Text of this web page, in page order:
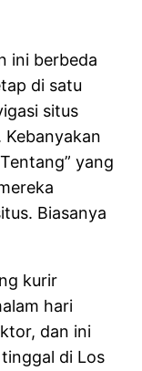
ini berbeda
di satu
situs
yang
Biasanya
kurir
hari
dan ini
di Los